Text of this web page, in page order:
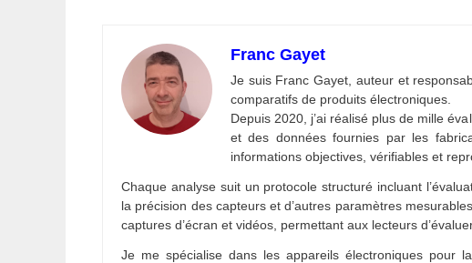
Franc Gayet
Je suis Franc Gayet, auteur et
comparatifs de produits électroniques.
Depuis 2020, j’ai réalisé plus de mille
et des données fournies par les
informations objectives, vérifiables et
Chaque analyse suit un protocole structuré incluant
la précision des capteurs et d’autres paramètres
captures d’écran et vidéos, permettant aux lecteurs
Je me spécialise dans les appareils électroniques pour